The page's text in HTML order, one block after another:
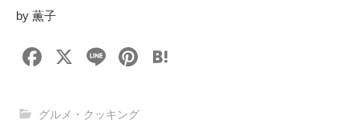
by 薫子
F
c
X
Li
e
Pi
グルメ・クッキング